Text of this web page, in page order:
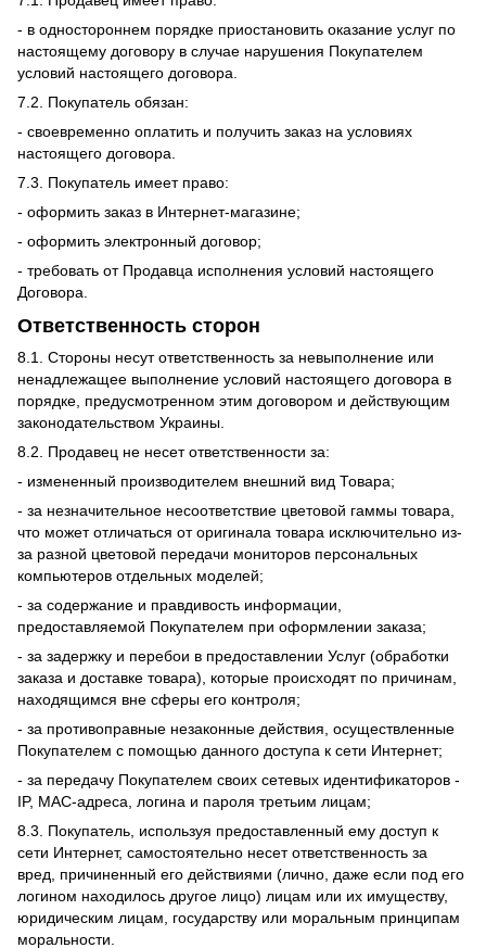
- в одностороннем порядке приостановить оказание услуг по
настоящему договору в случае нарушения Покупателем
условий настоящего договора.
7.2. Покупатель обязан:
- своевременно оплатить и получить заказ на условиях
настоящего договора.
7.3. Покупатель имеет право:
- оформить заказ в Интернет-магазине;
- оформить электронный договор;
- требовать от Продавца исполнения условий настоящего
Договора.
Ответственность сторон
8.1. Стороны несут ответственность за невыполнение или
ненадлежащее выполнение условий настоящего договора в
порядке, предусмотренном этим договором и действующим
законодательством Украины.
8.2. Продавец не несет ответственности за:
- измененный производителем внешний вид Товара;
- за незначительное несоответствие цветовой гаммы товара,
что может отличаться от оригинала товара исключительно из-
за разной цветовой передачи мониторов персональных
компьютеров отдельных моделей;
- за содержание и правдивость информации,
предоставляемой Покупателем при оформлении заказа;
- за задержку и перебои в предоставлении Услуг (обработки
заказа и доставке товара), которые происходят по причинам,
находящимся вне сферы его контроля;
- за противоправные незаконные действия, осуществленные
Покупателем с помощью данного доступа к сети Интернет;
- за передачу Покупателем своих сетевых идентификаторов -
IP, MAC-адреса, логина и пароля третьим лицам;
8.3. Покупатель, используя предоставленный ему доступ к
сети Интернет, самостоятельно несет ответственность за
вред, причиненный его действиями (лично, даже если под его
логином находилось другое лицо) лицам или их имуществу,
юридическим лицам, государству или моральным принципам
моральности.